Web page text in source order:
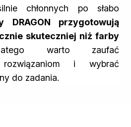
chłonnych po słabo
DRAGON przygotowują
skuteczniej niż farby
warto zaufać
rozwiązaniom i wybrać
do zadania.